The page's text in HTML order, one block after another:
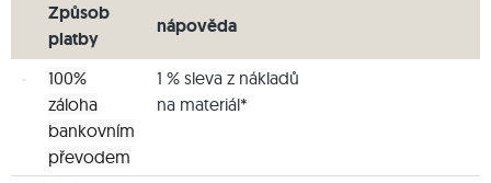
Způsob
platby
nápověda
100%
záloha
bankovním
převodem
1 % sleva z nákladů
na materiál*